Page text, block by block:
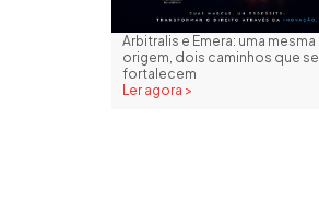
Arbitralis e Emera: uma mesma
origem, dois caminhos que se
fortalecem
Ler agora >